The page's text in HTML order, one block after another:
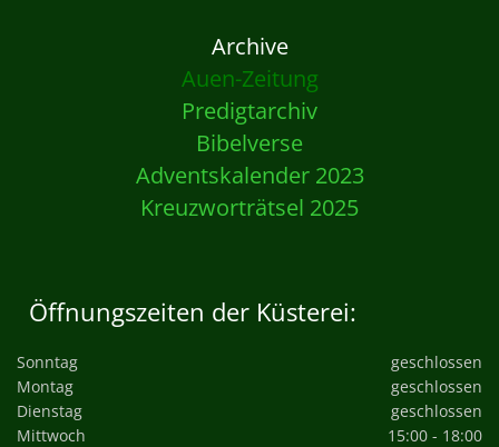
Archive
Auen-Zeitung
Predigtarchiv
Bibelverse
Adventskalender 2023
Kreuzworträtsel 2025
Öffnungszeiten der Küsterei:
Sonntag
geschlossen
Montag
geschlossen
Dienstag
geschlossen
Mittwoch
15:00 - 18:00